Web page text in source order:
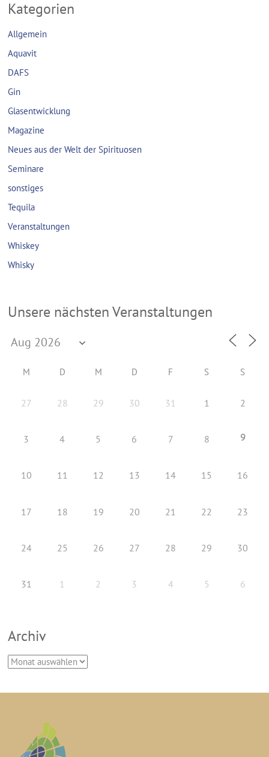
Kategorien
Allgemein
Aquavit
DAFS
Gin
Glasentwicklung
Magazine
Neues aus der Welt der Spirituosen
Seminare
sonstiges
Tequila
Veranstaltungen
Whiskey
Whisky
Unsere nächsten Veranstaltungen
M D M D F S S
27 28 29 30 31 1 2
3 4 5 6 7 8 9
10 11 12 13 14 15 16
17 18 19 20 21 22 23
24 25 26 27 28 29 30
31 1 2 3 4 5 6
Archiv